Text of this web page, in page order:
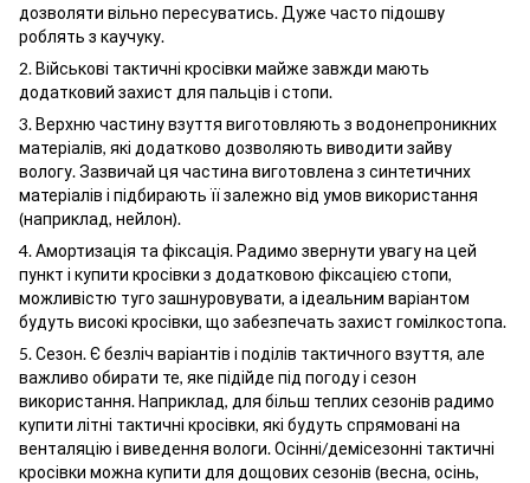
дозволяти вільно пересуватись. Дуже часто підошву
роблять з каучуку.
2.Військові тактичні кросівки майже завжди мають
додатковий захист для пальців і стопи.
3. Верхню частину взуття виготовляють з водонепроникних
матеріалів, які додатково дозволяють виводити зайву
вологу. Зазвичай ця частина виготовлена з синтетичних
матеріалів і підбирають її залежно від умов використання
(наприклад, нейлон).
4. Амортизація та фіксація. Радимо звернути увагу на цей
пункт і купити кросівки з додатковою фіксацією стопи,
можливістю туго зашнуровувати, а ідеальним варіантом
будуть високі кросівки, що забезпечать захист гомілкостопа.
5. Сезон. Є безліч варіантів і поділів тактичного взуття, але
важливо обирати те, яке підійде під погоду і сезон
використання. Наприклад, для більш теплих сезонів радимо
купити літні тактичні кросівки, які будуть спрямовані на
венталяцію і виведення вологи. Осінні/демісезонні тактичні
кросівки можна купити для дощових сезонів (весна, осінь,